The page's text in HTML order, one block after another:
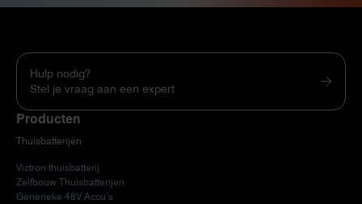
Hulp nodig?
Stel je vraag aan een expert
Producten
Thuisbatterijen
Victron thuisbatterij
Zelfbouw Thuisbatterijen
Generieke 48V Accu’s